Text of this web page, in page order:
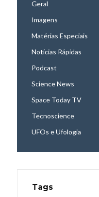
Geral
Imagens
Matérias Especiais
Notícias Rápidas
Podcast
Science News
Space Today TV
Tecnoscience
UFOs e Ufologia
Tags